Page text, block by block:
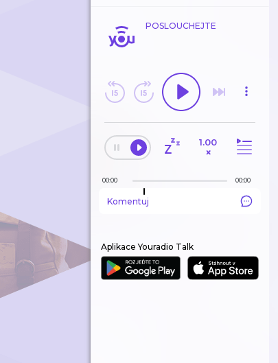
POSLOUCHEJTE
1.00
×
00:00 00:00
Komentuj
Aplikace Youradio Talk